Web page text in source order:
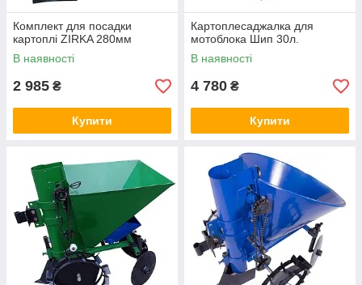
Комплект для посадки
картоплі ZIRKA 280мм
В наявності
2 985 ₴
Купити
Картоплесаджалка для
мотоблока Шип 30л.
В наявності
4 780 ₴
Купити